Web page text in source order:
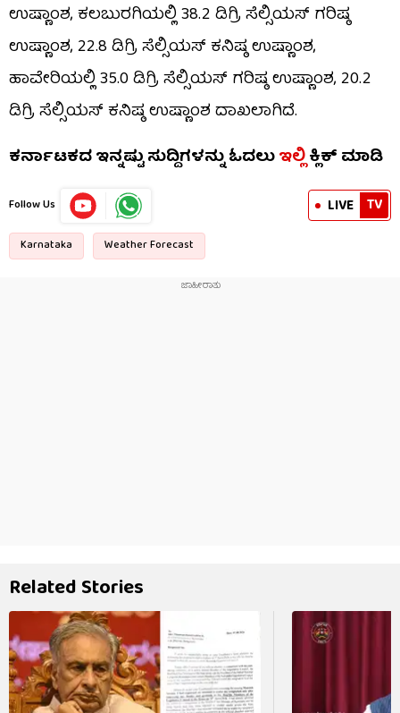
ಉಷ್ಣಾಂಶ, ಕಲಬುರಗಿಯಲ್ಲಿ 38.2 ಡಿಗ್ರಿ ಸೆಲ್ಸಿಯಸ್ ಗರಿಷ್ಠ
ಉಷ್ಣಾಂಶ, 22.8 ಡಿಗ್ರಿ ಸೆಲ್ಸಿಯಸ್ ಕನಿಷ್ಠ ಉಷ್ಣಾಂಶ,
ಹಾವೇರಿಯಲ್ಲಿ 35.0 ಡಿಗ್ರಿ ಸೆಲ್ಸಿಯಸ್ ಗರಿಷ್ಠ ಉಷ್ಣಾಂಶ, 20.2
ಡಿಗ್ರಿ ಸೆಲ್ಸಿಯಸ್ ಕನಿಷ್ಠ ಉಷ್ಣಾಂಶ ದಾಖಲಾಗಿದೆ.
ಕರ್ನಾಟಕದ ಇನ್ನಷ್ಟು ಸುದ್ದಿಗಳನ್ನು ಓದಲುಇಲ್ಲಿಕ್ಲಿಕ್ ಮಾಡಿ
Follow Us LIVE TV
Karnataka Weather Forecast
Related Stories